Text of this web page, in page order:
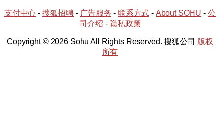
支付中心 - 搜狐招聘 - 广告服务 - 联系方式 - About SOHU - 公
司介绍 - 隐私政策
Copyright © 2026 Sohu All Rights Reserved. 搜狐公司 版权
所有